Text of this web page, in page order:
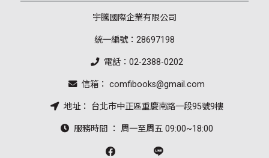
宇騰國際企業有限公司
統一編號：28697198
電話：02-2388-0202
信箱： comfibooks@gmail.com
地址： 台北市中正區重慶南路一段95號9樓
服務時間 ： 周一至周五 09:00~18:00